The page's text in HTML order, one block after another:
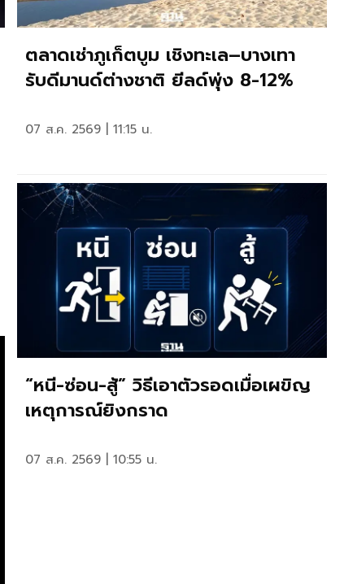
ตลาดเช่าภูเก็ตบูม เชิงทะเล–บางเทา
รับดีมานด์ต่างชาติ ยีลด์พุ่ง 8-12%
07 ส.ค. 2569 | 11:15 น.
“หนี-ซ่อน-สู้” วิธีเอาตัวรอดเมื่อเผขิญ
เหตุการณ์ยิงกราด
07 ส.ค. 2569 | 10:55 น.